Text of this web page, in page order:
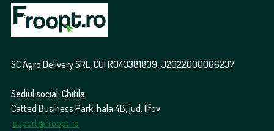
SC Agro Delivery SRL, CUI RO43381839, J2022000066237
Sediul social: Chitila
Catted Business Park, hala 4B, jud. Ilfov
suport@froopt.ro